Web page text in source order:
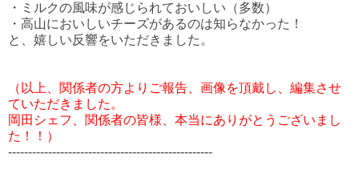
・ミルクの風味が感じられておいしい（多数）
・高山においしいチーズがあるのは知らなかった！
と、嬉しい反響をいただきました。
（以上、関係者の方よりご報告、画像を頂戴し、編集させ
ていただきました。
岡田シェフ、関係者の皆様、本当にありがとうございまし
た！！）
---------------------------------------------------